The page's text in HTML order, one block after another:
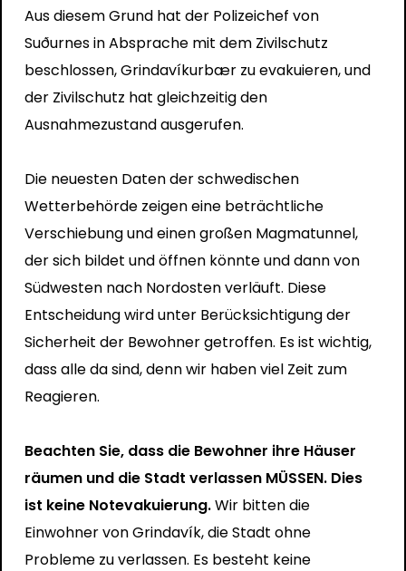
Aus diesem Grund hat der Polizeichef von
Suðurnes in Absprache mit dem Zivilschutz
beschlossen, Grindavíkurbær zu evakuieren, und
der Zivilschutz hat gleichzeitig den
Ausnahmezustand ausgerufen.
Die neuesten Daten der schwedischen
Wetterbehörde zeigen eine beträchtliche
Verschiebung und einen großen Magmatunnel,
der sich bildet und öffnen könnte und dann von
Südwesten nach Nordosten verläuft. Diese
Entscheidung wird unter Berücksichtigung der
Sicherheit der Bewohner getroffen. Es ist wichtig,
dass alle da sind, denn wir haben viel Zeit zum
Reagieren.
Beachten Sie, dass die Bewohner ihre Häuser
räumen und die Stadt verlassen MÜSSEN. Dies
ist keine Notevakuierung.Wir bitten die
Einwohner von Grindavík, die Stadt ohne
Probleme zu verlassen. Es besteht keine